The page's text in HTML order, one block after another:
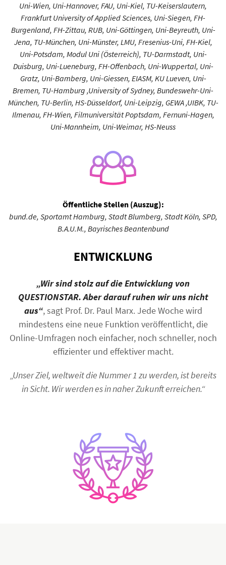
Uni-Wien, Uni-Hannover, FAU, Uni-Kiel, TU-Keiserslautern,
Frankfurt University of Applied Sciences, Uni-Siegen, FH-
Burgenland, FH-Zittau, RUB, Uni-Göttingen, Uni-Beyreuth, Uni-
Jena, TU-München, Uni-Münster, LMU, Fresenius-Uni, FH-Kiel,
Uni-Potsdam, Modul Uni (Österreich), TU-Darmstadt, Uni-
Duisburg, Uni-Lueneburg, FH-Offenbach, Uni-Wuppertal, Uni-
Gratz, Uni-Bamberg, Uni-Giessen, EIASM, KU Lueven, Uni-
Bremen, TU-Hamburg ,University of Sydney, Bundeswehr-Uni-
München, TU-Berlin, HS-Düsseldorf, Uni-Leipzig, GEWA ,UIBK, TU-
Ilmenau, FH-Wien, Filmuniversität Poptsdam, Fernuni-Hagen,
Uni-Mannheim, Uni-Weimar, HS-Neuss
Öffentliche Stellen (Auszug):
bund.de, Sportamt Hamburg, Stadt Blumberg, Stadt Köln, SPD,
B.A.U.M., Bayrisches Beantenbund
ENTWICKLUNG
„Wir sind stolz auf die Entwicklung von
QUESTIONSTAR. Aber darauf ruhen wir uns nicht
aus“, sagt Prof. Dr. Paul Marx. Jede Woche wird
mindestens eine neue Funktion veröffentlicht, die
Online-Umfragen noch einfacher, noch schneller, noch
effizienter und effektiver macht.
„Unser Ziel, weltweit die Nummer 1 zu werden, ist bereits
in Sicht. Wir werden es in naher Zukunft erreichen.“